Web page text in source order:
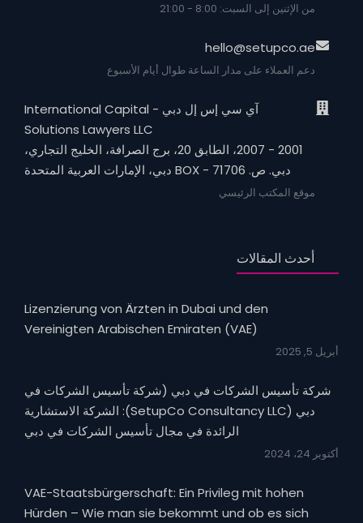
من الإثنين إلى السبت: 8:00 - 21:00
hello@setupco.ae
دعم العملاء على مدار الساعة طوال أيام الأسبوع
آي سي إس إل دبي - International Capital
Solutions Lawyers LLC
2001 - 2007، الطابق 20، برج الصرافة، الخليج التجاري،
دبي. ص. BOX - 71706 دبي، الإمارات العربية المتحدة
موقع المكتب الرئيسي
أحدث المقالات
Lizenzierung von Ärzten in Dubai und den
Vereinigten Arabischen Emiraten (VAE)
أبريل 5, 2025
شركة تأسيس الشركات في دبي (شركة تأسيس الشركات في
دبي (SetupCo Consultancy LLC): الشركة الاستشارية
الرائدة في مجال تأسيس الشركات في دبي
أكتوبر 24، 2024
VAE-Staatsbürgerschaft: Ein Privileg mit hohen
Hürden – Wie man sie bekommt und ob es sich